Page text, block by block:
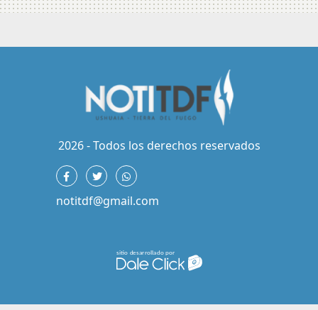
2026 - Todos los derechos reservados
notitdf@gmail.com